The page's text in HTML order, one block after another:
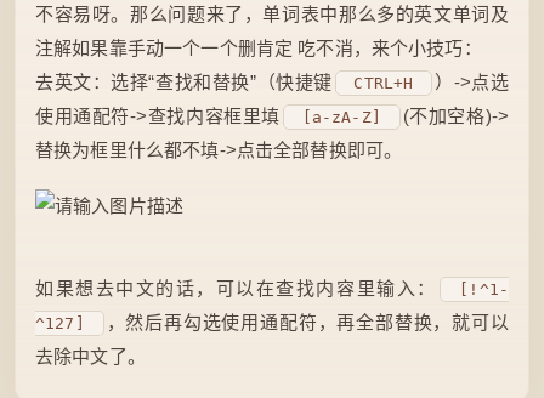
不容易呀。那么问题来了，单词表中那么多的英文单词及
注解如果靠手动一个一个删肯定 吃不消，来个小技巧：
去英文：选择“查找和替换”（快捷键
CTRL+H
）->点选
使用通配符->查找内容框里填
[a-zA-Z]
(不加空格)->
替换为框里什么都不填->点击全部替换即可。
如果想去中文的话，可以在查找内容里输入：
[!^1-
^127]
，然后再勾选使用通配符，再全部替换，就可以
去除中文了。